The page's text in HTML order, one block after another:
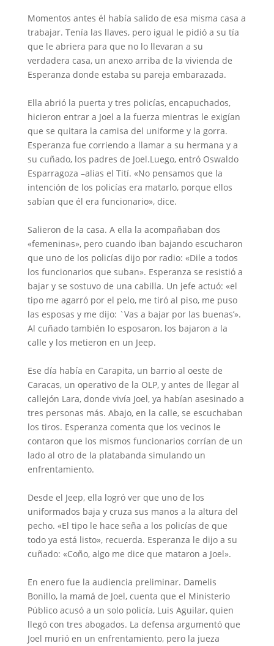
Momentos antes él había salido de esa misma casa a
trabajar. Tenía las llaves, pero igual le pidió a su tía
que le abriera para que no lo llevaran a su
verdadera casa, un anexo arriba de la vivienda de
Esperanza donde estaba su pareja embarazada.
Ella abrió la puerta y tres policías, encapuchados,
hicieron entrar a Joel a la fuerza mientras le exigían
que se quitara la camisa del uniforme y la gorra.
Esperanza fue corriendo a llamar a su hermana y a
su cuñado, los padres de Joel.Luego, entró Oswaldo
Esparragoza –alias el Tití. «No pensamos que la
intención de los policías era matarlo, porque ellos
sabían que él era funcionario», dice.
Salieron de la casa. A ella la acompañaban dos
«femeninas», pero cuando iban bajando escucharon
que uno de los policías dijo por radio: «Dile a todos
los funcionarios que suban». Esperanza se resistió a
bajar y se sostuvo de una cabilla. Un jefe actuó: «el
tipo me agarró por el pelo, me tiró al piso, me puso
las esposas y me dijo: `Vas a bajar por las buenas’».
Al cuñado también lo esposaron, los bajaron a la
calle y los metieron en un Jeep.
Ese día había en Carapita, un barrio al oeste de
Caracas, un operativo de la OLP, y antes de llegar al
callejón Lara, donde vivía Joel, ya habían asesinado a
tres personas más. Abajo, en la calle, se escuchaban
los tiros. Esperanza comenta que los vecinos le
contaron que los mismos funcionarios corrían de un
lado al otro de la platabanda simulando un
enfrentamiento.
Desde el Jeep, ella logró ver que uno de los
uniformados baja y cruza sus manos a la altura del
pecho. «El tipo le hace seña a los policías de que
todo ya está listo», recuerda. Esperanza le dijo a su
cuñado: «Coño, algo me dice que mataron a Joel».
En enero fue la audiencia preliminar. Damelis
Bonillo, la mamá de Joel, cuenta que el Ministerio
Público acusó a un solo policía, Luis Aguilar, quien
llegó con tres abogados. La defensa argumentó que
Joel murió en un enfrentamiento, pero la jueza